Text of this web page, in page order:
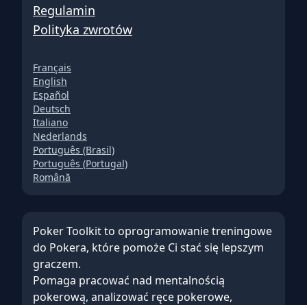
Regulamin
Polityka zwrotów
Français
English
Español
Deutsch
Italiano
Nederlands
Português (Brasil)
Português (Portugal)
Română
Poker Toolkit to oprogramowanie treningowe
do Pokera, które pomoże Ci stać się lepszym
graczem.
Pomaga pracować nad mentalnością
pokerową, analizować ręce pokerowe,